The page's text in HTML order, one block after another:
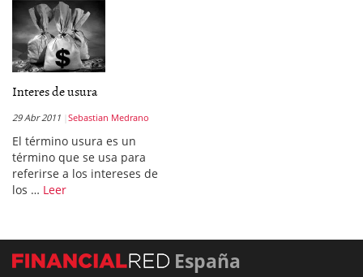
Interes de usura
29 Abr 2011 Sebastian Medrano
El término usura es un
término que se usa para
referirse a los intereses de
los … Leer
España